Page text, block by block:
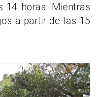
14 horas. Mientras
a partir de las 15